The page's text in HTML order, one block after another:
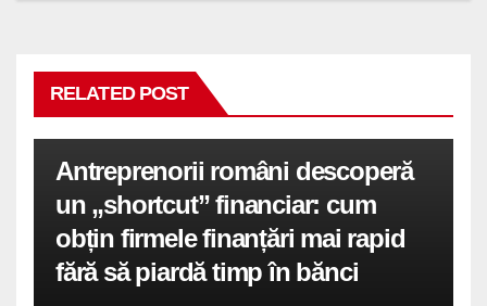
RELATED POST
Antreprenorii români descoperă
un „shortcut” financiar: cum
obțin firmele finanțări mai rapid
fără să piardă timp în bănci